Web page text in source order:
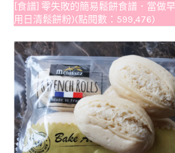
[食譜] 零失敗的簡易鬆餅食譜．當做
用日清鬆餅粉)(點閱數：599,476)